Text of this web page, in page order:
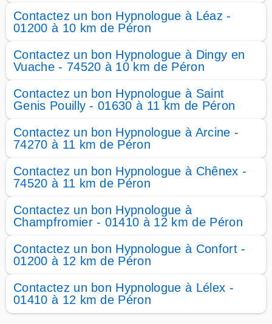
Contactez un bon Hypnologue à Léaz -
01200 à 10 km de Péron
Contactez un bon Hypnologue à Dingy en
Vuache - 74520 à 10 km de Péron
Contactez un bon Hypnologue à Saint
Genis Pouilly - 01630 à 11 km de Péron
Contactez un bon Hypnologue à Arcine -
74270 à 11 km de Péron
Contactez un bon Hypnologue à Chênex -
74520 à 11 km de Péron
Contactez un bon Hypnologue à
Champfromier - 01410 à 12 km de Péron
Contactez un bon Hypnologue à Confort -
01200 à 12 km de Péron
Contactez un bon Hypnologue à Lélex -
01410 à 12 km de Péron